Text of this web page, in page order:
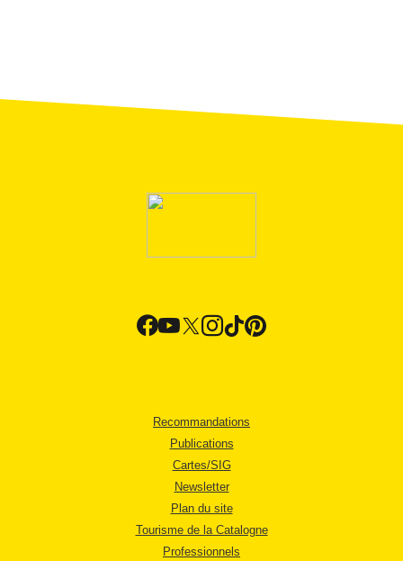
Recommandations
Publications
Cartes/SIG
Newsletter
Plan du site
Tourisme de la Catalogne
Professionnels